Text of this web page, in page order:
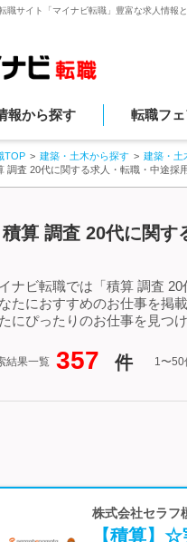
職サイト「マイナビ転職」豊富な求人情報
報から探す 転職フ
TOP 建築・土木から探す 建築・土
調査 20代に関する求人・転職・中途採
積算 調査 20代に関す
ナビ転職では「積算 調査
たにおすすめのお仕事を掲
にぴったりのお仕事を見つ
結果一覧 357 件 1〜50
株式会社セラ
【積算】